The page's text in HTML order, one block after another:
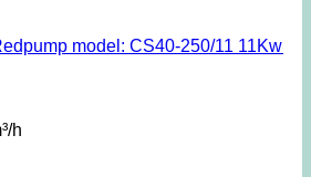
model: CS40-250/11 11Kw
h